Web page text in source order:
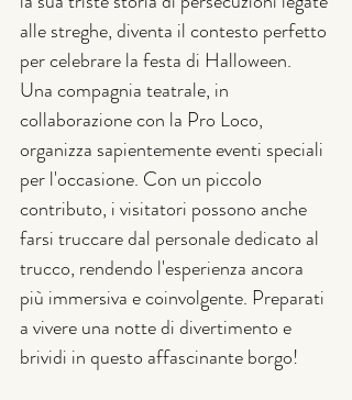
alle streghe, diventa il contesto perfetto
per celebrare la festa di Halloween.
Una compagnia teatrale, in
collaborazione con la Pro Loco,
organizza sapientemente eventi speciali
per l'occasione. Con un piccolo
contributo, i visitatori possono anche
farsi truccare dal personale dedicato al
trucco, rendendo l'esperienza ancora
più immersiva e coinvolgente. Preparati
a vivere una notte di divertimento e
brividi in questo affascinante borgo!